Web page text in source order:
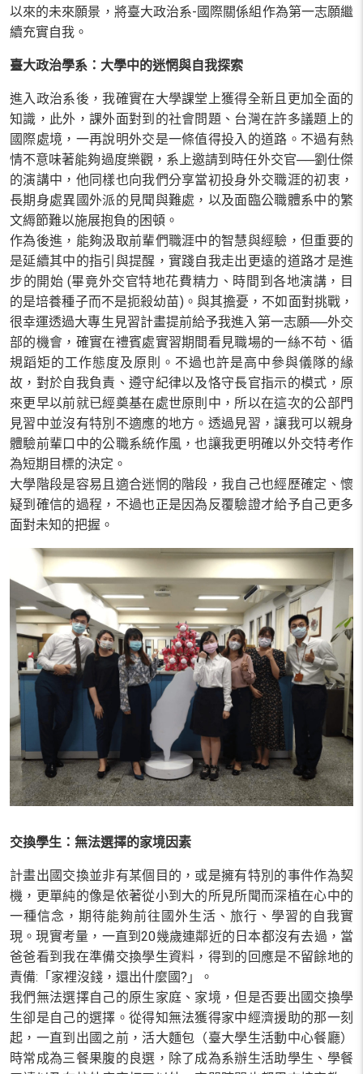
以來的未來願景，將臺大政治系-國際關係組作為第一志願繼
續充實自我。
臺大政治學系：大學中的迷惘與自我探索
進入政治系後，我確實在大學課堂上獲得全新且更加全面的
知識，此外，課外面對到的社會問題、台灣在許多議題上的
國際處境，一再說明外交是一條值得投入的道路。不過有熱
情不意味著能夠過度樂觀，系上邀請到時任外交官──劉仕傑
的演講中，他同樣也向我們分享當初投身外交職涯的初衷，
長期身處異國外派的見聞與難處，以及面臨公職體系中的繁
文縟節難以施展抱負的困頓。
作為後進，能夠汲取前輩們職涯中的智慧與經驗，但重要的
是延續其中的指引與提醒，實踐自我走出更遠的道路才是進
步的開始 (畢竟外交官特地花費精力、時間到各地演講，目
的是培養種子而不是扼殺幼苗)。與其擔憂，不如面對挑戰，
很幸運透過大專生見習計畫提前給予我進入第一志願──外交
部的機會，確實在禮賓處實習期間看見職場的一絲不苟、循
規蹈矩的工作態度及原則。不過也許是高中參與儀隊的緣
故，對於自我負責、遵守紀律以及恪守長官指示的模式，原
來更早以前就已經奠基在處世原則中，所以在這次的公部門
見習中並沒有特別不適應的地方。透過見習，讓我可以親身
體驗前輩口中的公職系統作風，也讓我更明確以外交特考作
為短期目標的決定。
大學階段是容易且適合迷惘的階段，我自己也經歷確定、懷
疑到確信的過程，不過也正是因為反覆驗證才給予自己更多
面對未知的把握。
交換學生：無法選擇的家境因素
計畫出國交換並非有某個目的，或是擁有特別的事件作為契
機，更單純的像是依著從小到大的所見所聞而深植在心中的
一種信念，期待能夠前往國外生活、旅行、學習的自我實
現。現實考量，一直到20幾歲連鄰近的日本都沒有去過，當
爸爸看到我在準備交換學生資料，得到的回應是不留餘地的
責備:「家裡沒錢，還出什麼國?」。
我們無法選擇自己的原生家庭、家境，但是否要出國交換學
生卻是自己的選擇。從得知無法獲得家中經濟援助的那一刻
起，一直到出國之前，活大麵包（臺大學生活動中心餐廳）
時常成為三餐果腹的良選，除了成為系辦生活助學生、學餐